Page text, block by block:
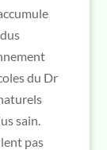
du Dr
sain.
pas